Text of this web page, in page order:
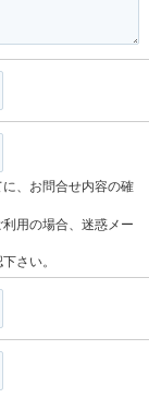
、お問合せ内容の確
用の場合、迷惑メー
さい。